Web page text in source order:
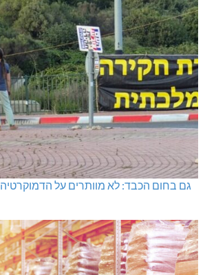
גם בחום הכבד: לא מוותרים על הדמוקרטיה